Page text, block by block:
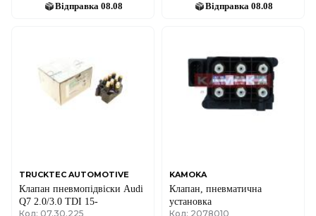
Відправка 08.08 Відправка 08.08
TRUCKTEC AUTOMOTIVE
Клапан пневмопідвіски Audi
Q7 2.0/3.0 TDI 15-
Код: 07.30.225
KAMOKA
Клапан, пневматична
установка
Код: 2078010